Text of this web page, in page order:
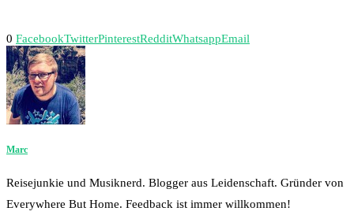
0 FacebookTwitterPinterestRedditWhatsappEmail
Marc
Reisejunkie und Musiknerd. Blogger aus Leidenschaft. Gründer von
Everywhere But Home. Feedback ist immer willkommen!